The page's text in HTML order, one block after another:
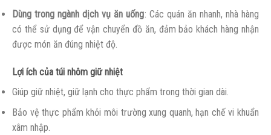
Dùng trong ngành dịch vụ ăn uống: Các quán ăn nhanh, nhà hàng
có thể sử dụng để vận chuyển đồ ăn, đảm bảo khách hàng nhận
được món ăn đúng nhiệt độ.
Lợi ích của túi nhôm giữ nhiệt
Giúp giữ nhiệt, giữ lạnh cho thực phẩm trong thời gian dài.
Bảo vệ thực phẩm khỏi môi trường xung quanh, hạn chế vi khuẩn
xâm nhập.